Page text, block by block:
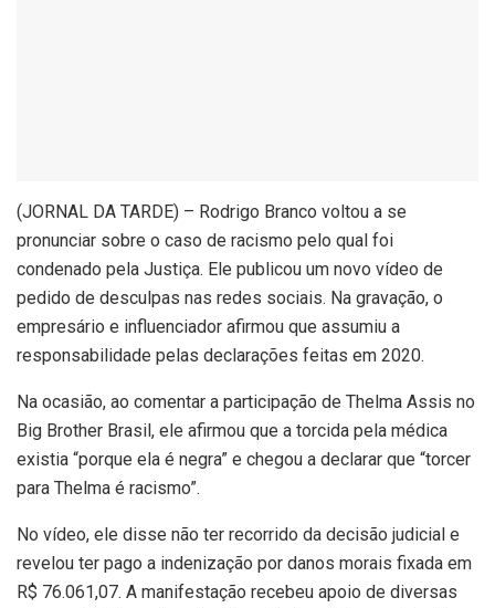
(JORNAL DA TARDE) – Rodrigo Branco voltou a se
pronunciar sobre o caso de racismo pelo qual foi
condenado pela Justiça. Ele publicou um novo vídeo de
pedido de desculpas nas redes sociais. Na gravação, o
empresário e influenciador afirmou que assumiu a
responsabilidade pelas declarações feitas em 2020.
Na ocasião, ao comentar a participação de Thelma Assis no
Big Brother Brasil, ele afirmou que a torcida pela médica
existia “porque ela é negra” e chegou a declarar que “torcer
para Thelma é racismo”.
No vídeo, ele disse não ter recorrido da decisão judicial e
revelou ter pago a indenização por danos morais fixada em
R$ 76.061,07. A manifestação recebeu apoio de diversas